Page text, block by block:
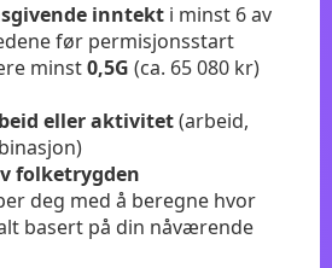
inntekt i minst 6 av
før permisjonsstart
minst0,5G (ca. 65 080 kr)
eller aktivitet(arbeid,
folketrygden
deg med å beregne hvor
basert på din nåværende